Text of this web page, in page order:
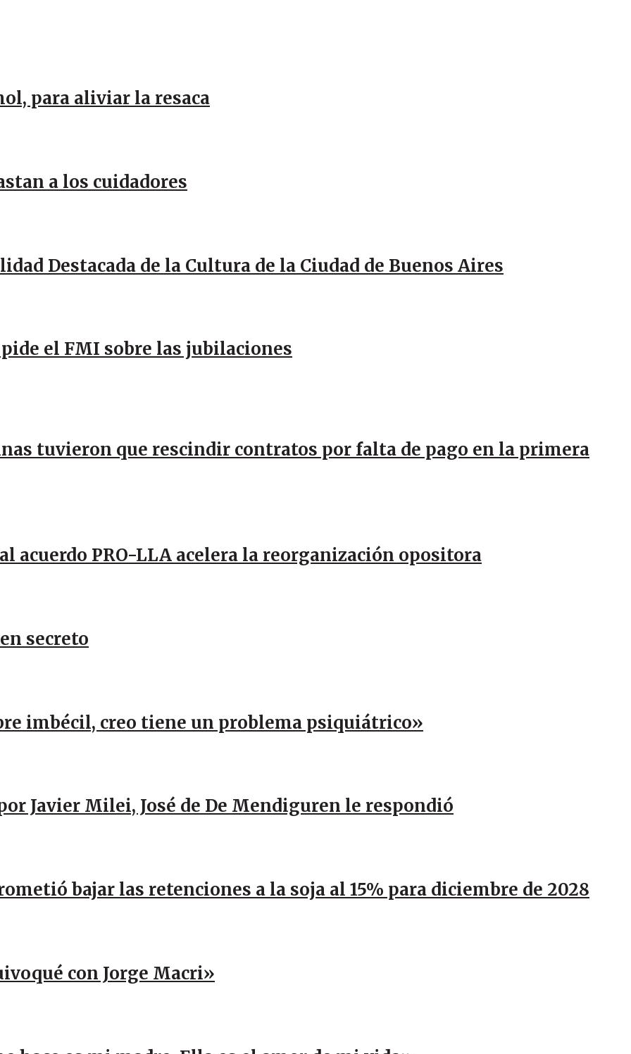
para aliviar la resaca
a los cuidadores
Destacada de la Cultura de la Ciudad de Buenos Aires
el FMI sobre las jubilaciones
tuvieron que rescindir contratos por falta de pago en la primera
acuerdo PRO-LLA acelera la reorganización opositora
secreto
imbécil, creo tiene un problema psiquiátrico»
Javier Milei, José de De Mendiguren le respondió
bajar las retenciones a la soja al 15% para diciembre de 2028
con Jorge Macri»